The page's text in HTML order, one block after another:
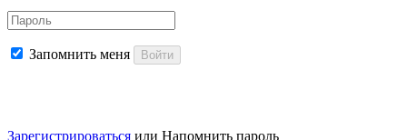
Запомнить меня Войти
Зарегистрироваться или Напомнить пароль